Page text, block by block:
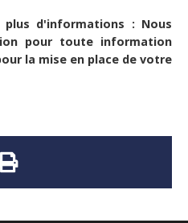
plus d'informations : Nous
pour toute information
la mise en place de votre